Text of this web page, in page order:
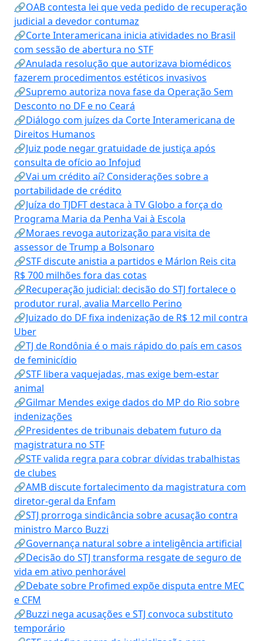
🔗OAB contesta lei que veda pedido de recuperação
judicial a devedor contumaz
🔗Corte Interamericana inicia atividades no Brasil
com sessão de abertura no STF
🔗Anulada resolução que autorizava biomédicos
fazerem procedimentos estéticos invasivos
🔗Supremo autoriza nova fase da Operação Sem
Desconto no DF e no Ceará
🔗Diálogo com juízes da Corte Interamericana de
Direitos Humanos
🔗Juiz pode negar gratuidade de justiça após
consulta de ofício ao Infojud
🔗Vai um crédito aí? Considerações sobre a
portabilidade de crédito
🔗Juíza do TJDFT destaca à TV Globo a força do
Programa Maria da Penha Vai à Escola
🔗Moraes revoga autorização para visita de
assessor de Trump a Bolsonaro
🔗STF discute anistia a partidos e Márlon Reis cita
R$ 700 milhões fora das cotas
🔗Recuperação judicial: decisão do STJ fortalece o
produtor rural, avalia Marcello Perino
🔗Juizado do DF fixa indenização de R$ 12 mil contra
Uber
🔗TJ de Rondônia é o mais rápido do país em casos
de feminicídio
🔗STF libera vaquejadas, mas exige bem-estar
animal
🔗Gilmar Mendes exige dados do MP do Rio sobre
indenizações
🔗Presidentes de tribunais debatem futuro da
magistratura no STF
🔗STF valida regra para cobrar dívidas trabalhistas
de clubes
🔗AMB discute fortalecimento da magistratura com
diretor-geral da Enfam
🔗STJ prorroga sindicância sobre acusação contra
ministro Marco Buzzi
🔗Governança natural sobre a inteligência artificial
🔗Decisão do STJ transforma resgate de seguro de
vida em ativo penhorável
🔗Debate sobre Profimed expõe disputa entre MEC
e CFM
🔗Buzzi nega acusações e STJ convoca substituto
temporário